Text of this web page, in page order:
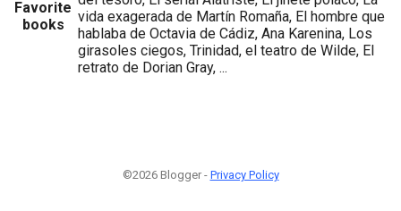
Favorite
books
vida exagerada de Martín Romaña, El hombre que
hablaba de Octavia de Cádiz, Ana Karenina, Los
girasoles ciegos, Trinidad, el teatro de Wilde, El
retrato de Dorian Gray, ...
©2026 Blogger - Privacy Policy